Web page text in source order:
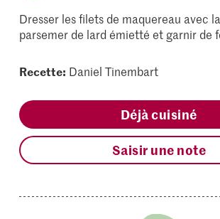
Dresser les filets de maquereau avec
parsemer de lard émietté et garnir de
Recette: Daniel Tinembart
Déjà cuisiné
Saisir une note